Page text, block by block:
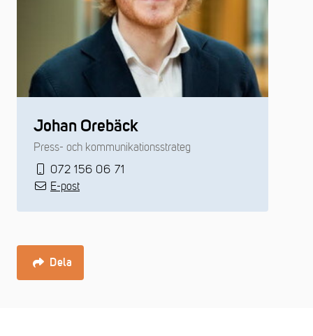
Johan Orebäck
Press- och kommunikationsstrateg
072 156 06 71
E-post
Dela